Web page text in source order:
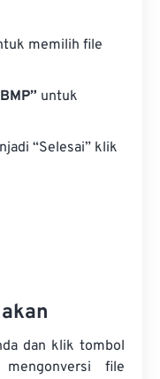
memilih file
untuk
“Selesai” klik
dan klik tombol
file